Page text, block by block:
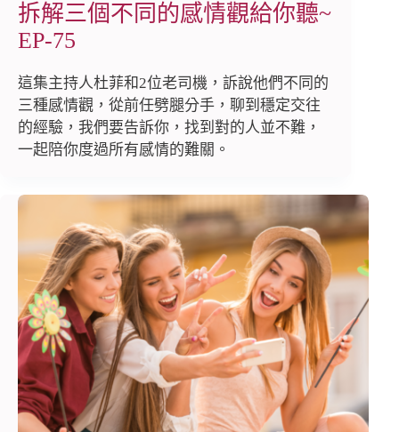
拆解三個不同的感情觀給你聽~
EP-75
這集主持人杜菲和2位老司機，訴說他們不同的
三種感情觀，從前任劈腿分手，聊到穩定交往
的經驗，我們要告訴你，找到對的人並不難，
一起陪你度過所有感情的難關。